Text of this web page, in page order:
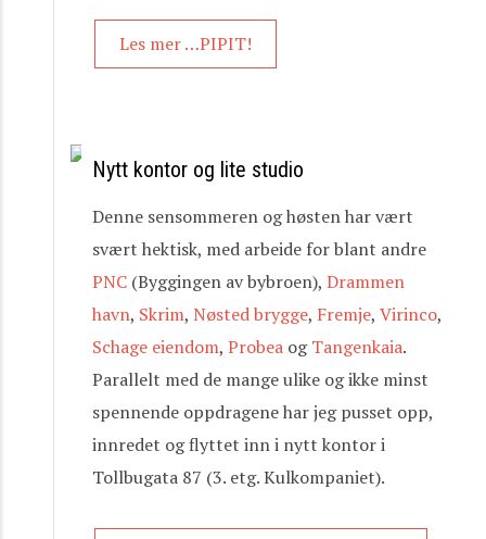
Les mer …PIPIT!
Nytt kontor og lite studio
Denne sensommeren og høsten har vært
svært hektisk, med arbeide for blant andre
PNC (Byggingen av bybroen), Drammen
havn, Skrim, Nøsted brygge, Fremje, Virinco,
Schage eiendom, Probea ogTangenkaia.
Parallelt med de mange ulike og ikke minst
spennende oppdragene har jeg pusset opp,
innredet og flyttet inn i nytt kontor i
Tollbugata 87 (3. etg. Kulkompaniet).